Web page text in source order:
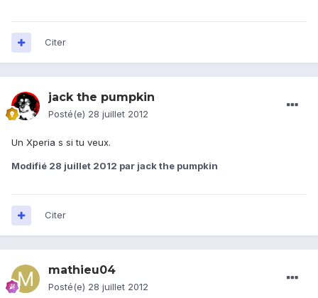
Citer
jack the pumpkin
Posté(e) 28 juillet 2012
Un Xperia s si tu veux.
Modifié 28 juillet 2012 par jack the pumpkin
Citer
mathieu04
Posté(e) 28 juillet 2012